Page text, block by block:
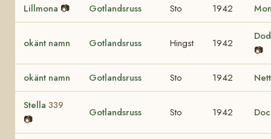
Lillmona 📷 Gotlandsruss Sto 1942
okänt namn Gotlandsruss Hingst 1942
📷
okänt namn Gotlandsruss Sto 1942
Stella 339
📷
Gotlandsruss Sto 1942